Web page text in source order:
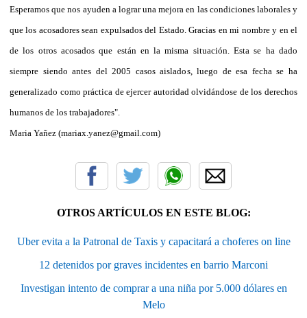
Esperamos que nos ayuden a lograr una mejora en las condiciones laborales y
que los acosadores sean expulsados del Estado. Gracias en mi nombre y en el
de los otros acosados que están en la misma situación. Esta se ha dado
siempre siendo antes del 2005 casos aislados, luego de esa fecha se ha
generalizado como práctica de ejercer autoridad olvidándose de los derechos
humanos de los trabajadores".
Maria Yañez (mariax.yanez@gmail.com)
OTROS ARTÍCULOS EN ESTE BLOG:
Uber evita a la Patronal de Taxis y capacitará a choferes on line
12 detenidos por graves incidentes en barrio Marconi
Investigan intento de comprar a una niña por 5.000 dólares en
Melo